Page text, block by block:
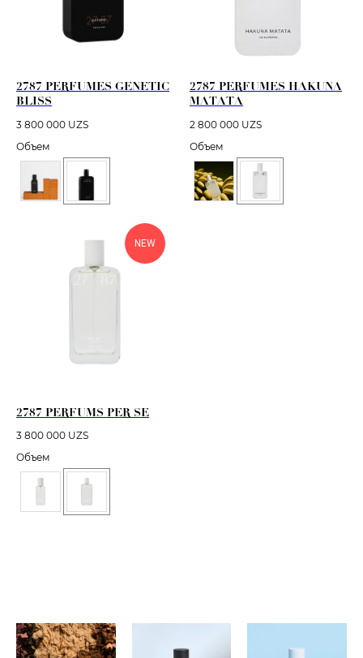
2787 PERFUMES GENETIC
BLISS
3 800 000 UZS
Объем
2787 PERFUMES HAKUNA
MATATA
2 800 000 UZS
Объем
NEW
2787 PERFUMS PER SE
3 800 000 UZS
Объем